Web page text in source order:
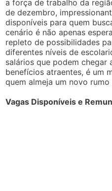
a força de trabalho da
de dezembro,
disponíveis para quem
cenário é não apenas
repleto de possibilidades
diferentes níveis de
salários que podem chegar
benefícios atraentes, é um
quem almeja um novo rumo
Vagas Disponíveis e